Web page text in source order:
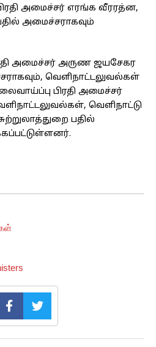
அமைச்சர் எரங்க வீரரத்ன,
அமைச்சராகவும்
அமைச்சர் அருண ஜயசேகர
வெளிநாட்டலுவல்கள்
பிரதி அமைச்சர்
வெளிநாட்டு
பதில்